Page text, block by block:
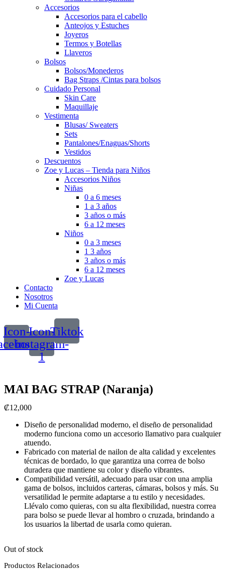
Accesorios
Accesorios para el cabello
Anteojos y Estuches
Joyeros
Termos y Botellas
Llaveros
Bolsos
Bolsos/Monederos
Bag Straps /Cintas para bolsos
Cuidado Personal
Skin Care
Maquillaje
Vestimenta
Blusas/ Sweaters
Sets
Pantalones/Enaguas/Shorts
Vestidos
Descuentos
Zoe y Lucas – Tienda para Niños
Accesorios Niños
Niñas
0 a 6 meses
1 a 3 años
3 años o más
6 a 12 meses
Niños
0 a 3 meses
1 3 años
3 años o más
6 a 12 meses
Zoe y Lucas
Contacto
Nosotros
Mi Cuenta
Icon-Icon-
instagram-
1
Tiktok
MAI BAG STRAP (Naranja)
₡12,000
Diseño de personalidad moderno, el diseño de personalidad
moderno funciona como un accesorio llamativo para cualquier
atuendo.
Fabricado con material de nailon de alta calidad y excelentes
técnicas de bordado, lo que garantiza una correa de bolso
duradera que mantiene su color y diseño vibrantes.
Compatibilidad versátil, adecuado para usar con una amplia
gama de bolsos, incluidos carteras, cámaras, bolsos y más. Su
versatilidad le permite adaptarse a tu estilo y necesidades.
Llévalo como quieras, con su alta flexibilidad, nuestra correa
para bolso se puede llevar al hombro o cruzada, brindando a
los usuarios la libertad de usarla como quieran.
Out of stock
Productos Relacionados